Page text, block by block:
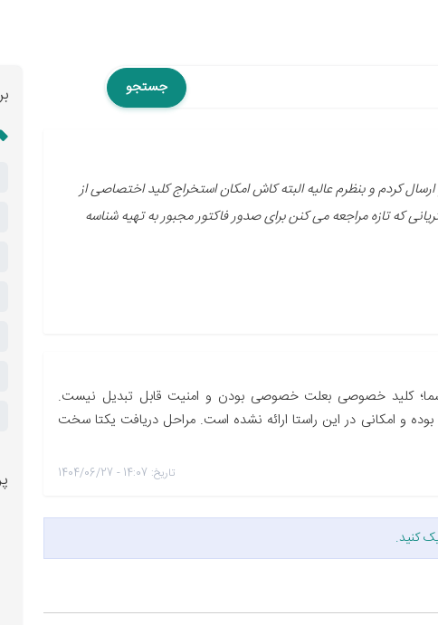
جستجو
کردم و بنظرم عالیه البته کاش امکان استخراج کلید اختصاصی از
که تازه مراجعه می کنن برای صدور فاکتور مجبور به تهیه شناسه
کلید خصوصی بعلت خصوصی بودن و امنیت قابل تبدیل نیست.
و امکانی در این راستا ارائه نشده است. مراحل دریافت یکتا سخت
تاریخ: 14:07 - 1404/06/27
کنید.